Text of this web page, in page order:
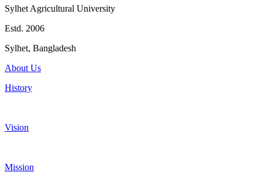
Sylhet Agricultural University
Estd. 2006
Sylhet, Bangladesh
About Us
History
Vision
Mission